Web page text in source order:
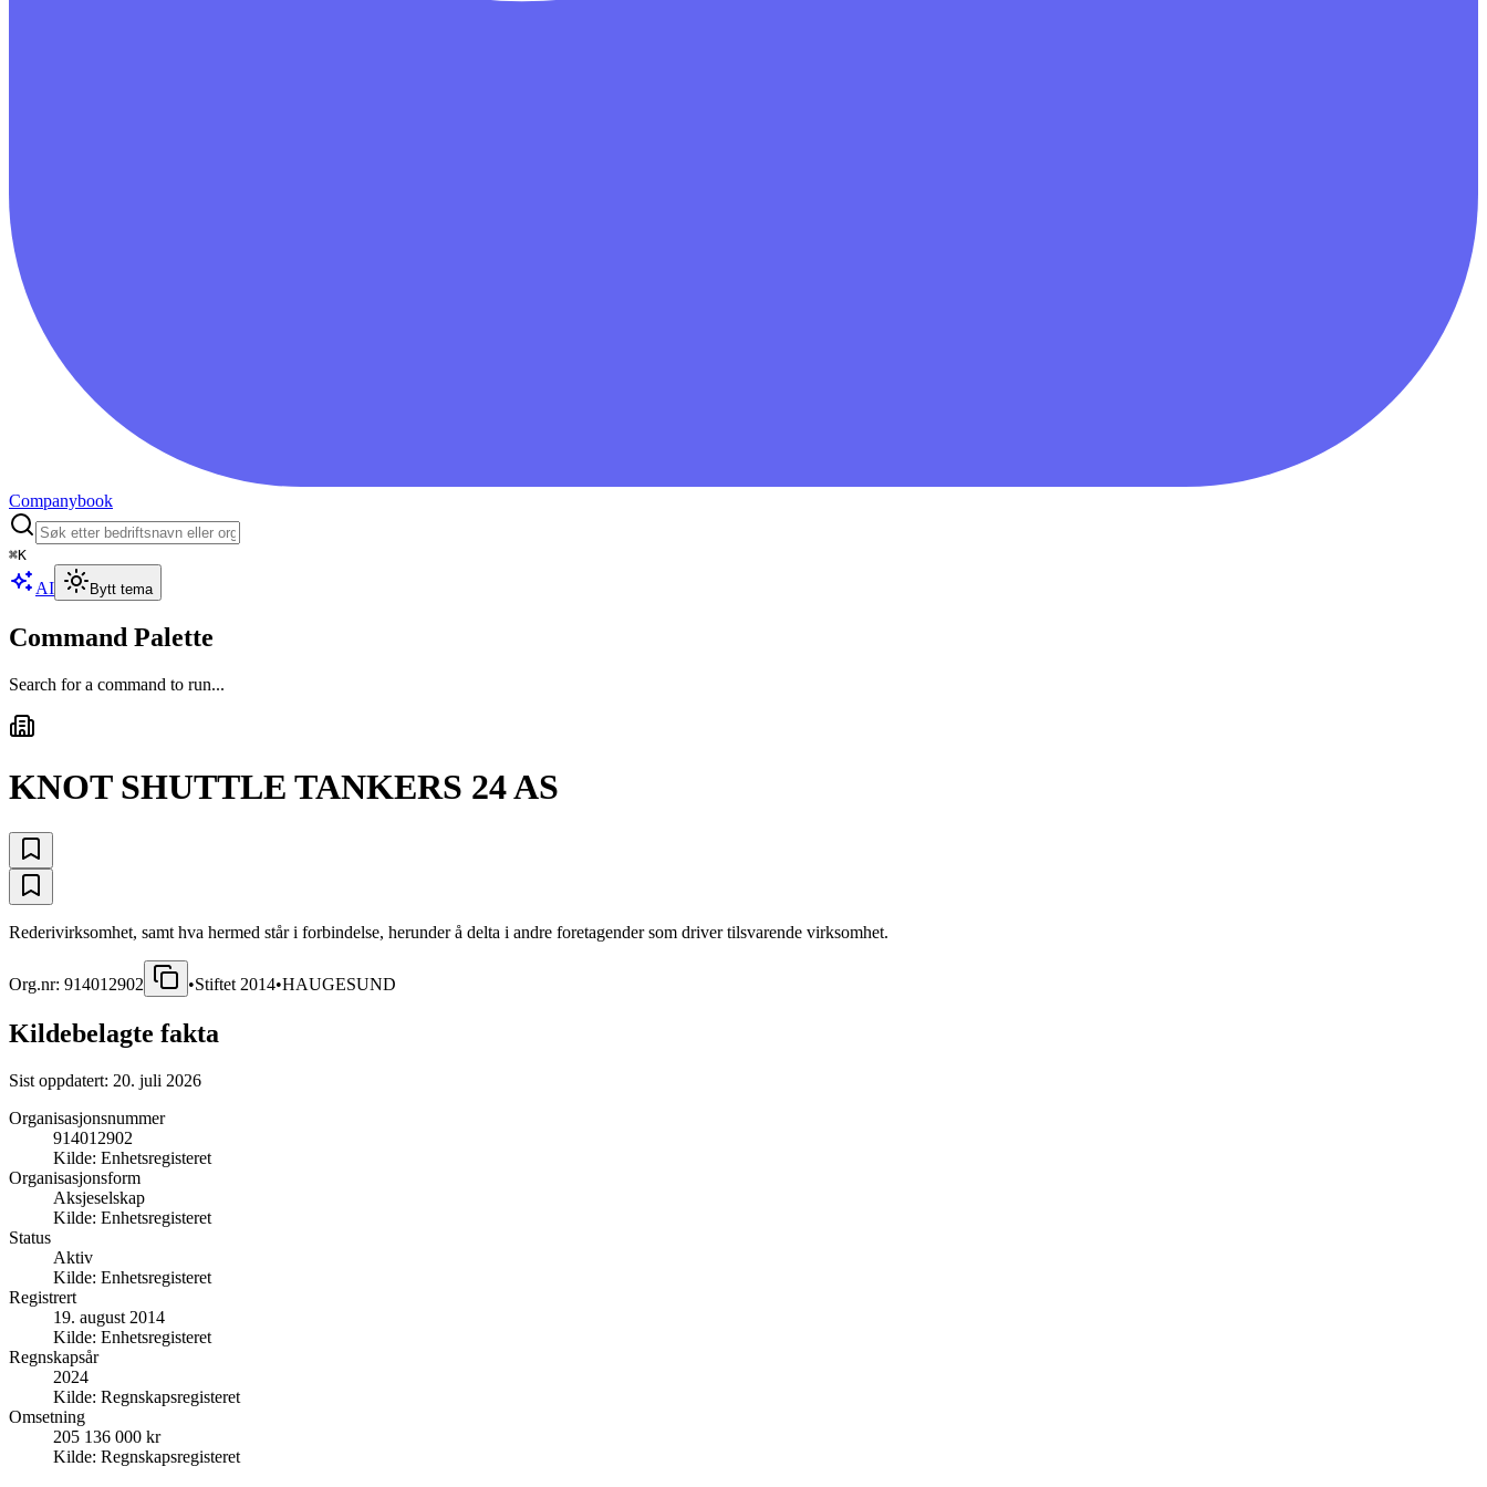
Companybook
⌘K
AI Bytt tema
Command Palette
Search for a command to run...
KNOT SHUTTLE TANKERS 24 AS
Rederivirksomhet, samt hva hermed står i forbindelse, herunder å delta i andre foretagender som driver tilsvarende virksomhet.
Org.nr: 914012902 •Stiftet 2014•HAUGESUND
Kildebelagte fakta
Sist oppdatert: 20. juli 2026
Organisasjonsnummer
914012902
Kilde: Enhetsregisteret
Organisasjonsform
Aksjeselskap
Kilde: Enhetsregisteret
Status
Aktiv
Kilde: Enhetsregisteret
Registrert
19. august 2014
Kilde: Enhetsregisteret
Regnskapsår
2024
Kilde: Regnskapsregisteret
Omsetning
205 136 000 kr
Kilde: Regnskapsregisteret